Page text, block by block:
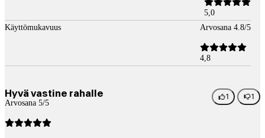
5,0
Käyttömukavuus
Arvosana 4.8/5
4,8
Hyvä vastine rahalle
Arvosana 5/5
1 1